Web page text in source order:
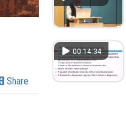
Share
00:14:34